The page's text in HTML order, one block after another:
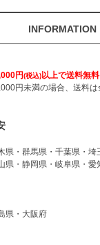
INFORMATION
円(税込)以上で送料無料
円未満の場合、送料
県・群馬県・千葉県・埼
県・静岡県・岐阜県・
県・大阪府